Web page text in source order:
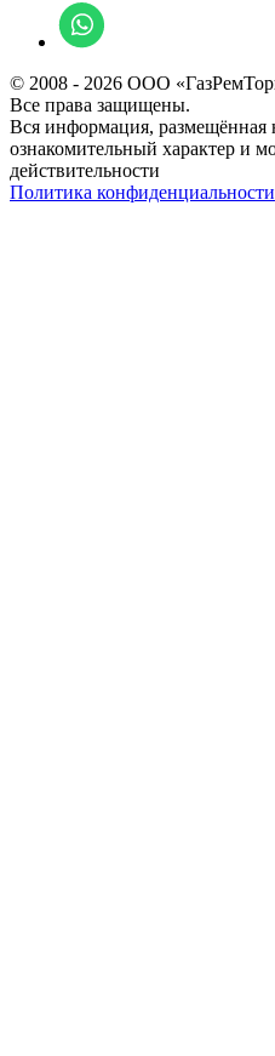
© 2008 - 2026 ООО
Все права защищены.
Вся информация, размещённая
ознакомительный характер и
действительности
Политика конфиденциальности